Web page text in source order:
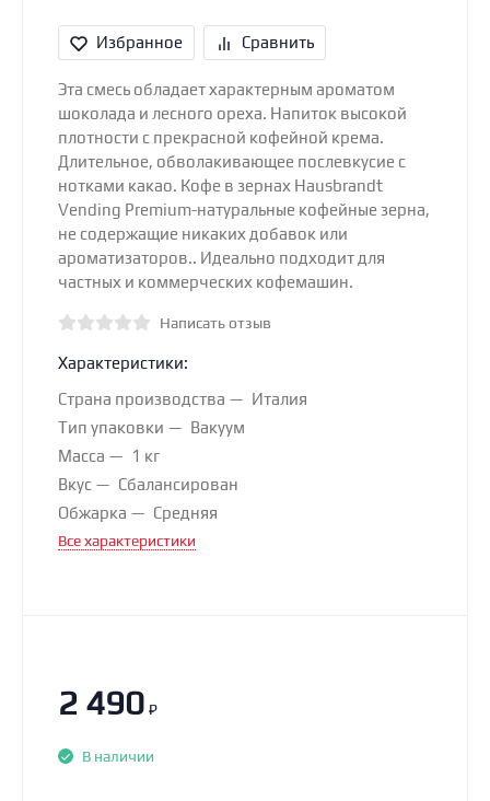
Избранное Сравнить
Эта смесь обладает характерным ароматом
шоколада и лесного ореха. Напиток высокой
плотности с прекрасной кофейной крема.
Длительное, обволакивающее послевкусие с
нотками какао. Кофе в зернах Hausbrandt
Vending Premium-натуральные кофейные зерна,
не содержащие никаких добавок или
ароматизаторов.. Идеально подходит для
частных и коммерческих кофемашин.
Написать отзыв
Характеристики:
Страна производства
Италия
Тип упаковки
Вакуум
Масса
1 кг
Вкус
Сбалансирован
Обжарка
Средняя
Все характеристики
2 490 ₽
В наличии